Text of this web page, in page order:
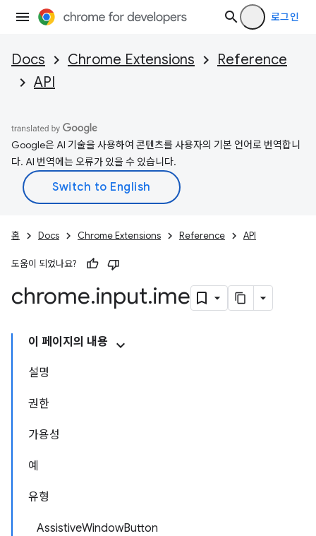
로그인
Docs Chrome Extensions
Reference
API
Google은 AI 기술을 사용하여 콘텐츠를 사용자의 기본 언어로 번역합니
다. AI 번역에는 오류가 있을 수 있습니다.
홈 Docs Chrome Extensions Reference API
도움이 되었나요?
chrome.input.ime
이 페이지의 내용
설명
권한
가용성
예
유형
AssistiveWindowButton